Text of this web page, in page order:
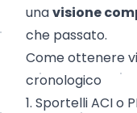
unavisione
che passato.
Come ottenere
cronologico
1. Sportelli ACI o